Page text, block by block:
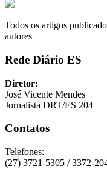
Todos os artigos
autores
Rede Diário ES
Diretor:
José Vicente Mendes
Jornalista DRT/ES 204
Contatos
Telefones:
(27) 3721-5305 / 3372-